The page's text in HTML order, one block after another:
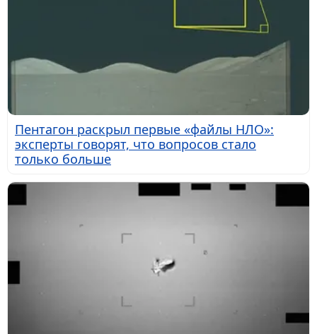
Пентагон раскрыл первые «файлы НЛО»:
эксперты говорят, что вопросов стало
только больше